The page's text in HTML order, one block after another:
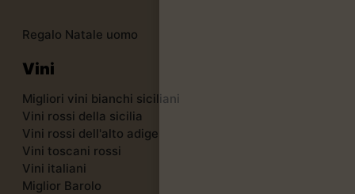
Regalo Natale uomo
Vini
Migliori vini bianchi siciliani
Vini rossi della sicilia
Vini rossi dell'alto adige
Vini toscani rossi
Vini italiani
Miglior Barolo